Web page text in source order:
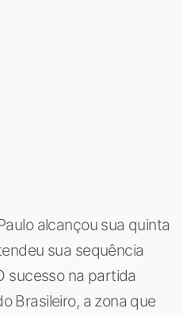
alcançou sua quinta
sua sequência
sucesso na partida
Brasileiro, a zona que